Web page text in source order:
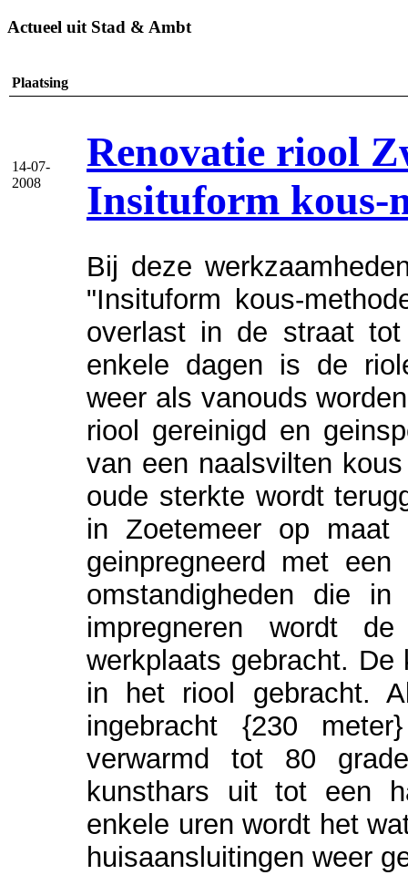
Actueel uit Stad & Ambt
Plaatsing
14-07-
2008
Renovatie riool
Insituform kous-
Bij deze
"Insituform kous-
overlast in de straat
enkele dagen is de
weer als vanouds
riool gereinigd en
van een naalsvilten
oude sterkte wordt
in Zoetemeer op
geinpregneerd met
omstandigheden die
impregneren wordt
werkplaats gebracht. De
in het riool gebracht.
ingebracht {230
verwarmd tot 80
kunsthars uit tot een
enkele uren wordt het
huisaansluitingen weer